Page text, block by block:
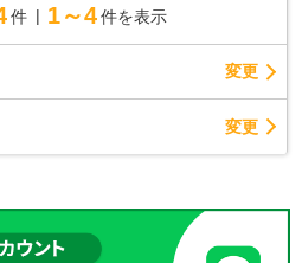
件 1～4 件を表示
変更
変更